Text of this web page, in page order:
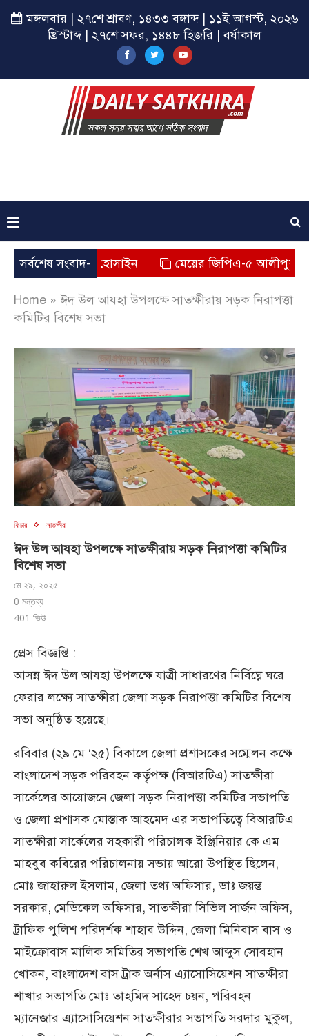
মঙ্গলবার | ২৭শে শ্রাবণ, ১৪৩৩ বঙ্গাব্দ | ১১ই আগস্ট, ২০২৬
খ্রিস্টাব্দ | ২৭শে সফর, ১৪৪৮ হিজরি | বর্ষাকাল
সর্বশেষ সংবাদ-
বেলাল হোসাইন মেয়ের জিপিএ-৫ আলীপুর স্কুলের
Home »ঈদ উল আযহা উপলক্ষে সাতক্ষীরায় সড়ক নিরাপত্তা
কমিটির বিশেষ সভা
ফিচার সাতক্ষীরা
ঈদ উল আযহা উপলক্ষে সাতক্ষীরায় সড়ক নিরাপত্তা কমিটির
বিশেষ সভা
মে ২৯, ২০২৫
0 মন্তব্য
401 ভিউ
প্রেস বিজ্ঞপ্তি :
আসন্ন ঈদ উল আযহা উপলক্ষে যাত্রী সাধারণের নির্বিঘ্নে ঘরে
ফেরার লক্ষ্যে সাতক্ষীরা জেলা সড়ক নিরাপত্তা কমিটির বিশেষ
সভা অনুষ্ঠিত হয়েছে।
রবিবার (২৯ মে ‘২৫) বিকালে জেলা প্রশাসকের সম্মেলন কক্ষে
বাংলাদেশ সড়ক পরিবহন কর্তৃপক্ষ (বিআরটিএ) সাতক্ষীরা
সার্কেলের আয়োজনে জেলা সড়ক নিরাপত্তা কমিটির সভাপতি
ও জেলা প্রশাসক মোস্তাক আহমেদ এর সভাপতিত্বে বিআরটিএ
সাতক্ষীরা সার্কেলের সহকারী পরিচালক ইঞ্জিনিয়ার কে এম
মাহবুব কবিরের পরিচালনায় সভায় আরো উপস্থিত ছিলেন,
মোঃ জাহারুল ইসলাম, জেলা তথ্য অফিসার, ডাঃ জয়ন্ত
সরকার, মেডিকেল অফিসার, সাতক্ষীরা সিভিল সার্জন অফিস,
ট্রাফিক পুলিশ পরিদর্শক শাহাব উদ্দিন, জেলা মিনিবাস বাস ও
মাইক্রোবাস মালিক সমিতির সভাপতি শেখ আব্দুস সোবহান
খোকন, বাংলাদেশ বাস ট্রাক অর্নাস এ্যাসোসিয়েশন সাতক্ষীরা
শাখার সভাপতি মোঃ তাহমিদ সাহেদ চয়ন, পরিবহন
ম্যানেজার এ্যাসোসিয়েশন সাতক্ষীরার সভাপতি সরদার মুকুল,